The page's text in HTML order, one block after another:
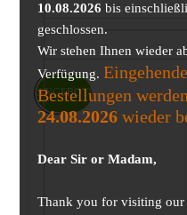
10.08.2026 bis
geschlossen.
Wir stehen Ihnen wieder
Verfügung.
Bestellungen
24.08.2026 wieder
Dear Sir or Madam,
Thank you for visiting our
ANGEBOT!